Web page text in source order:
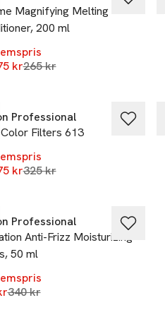
Magnifying Melting
200 ml
krLägsta pris 30 dagar
265 kr
Professional
Filters 613
krLägsta pris 30 dagar
325 kr
Professional
Anti-Frizz Moisturizing
50 ml
Lägsta pris 30 dagar
340 kr